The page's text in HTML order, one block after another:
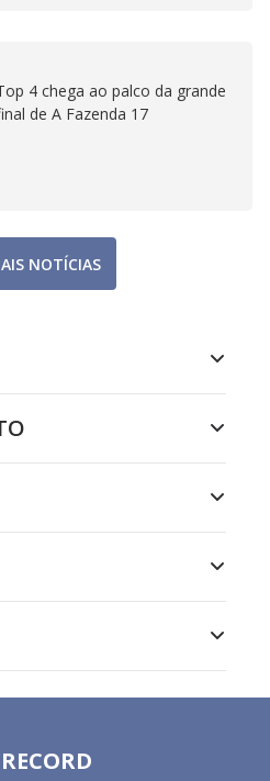
4 chega ao palco da grande
de A Fazenda 17
NOTÍCIAS
RECORD